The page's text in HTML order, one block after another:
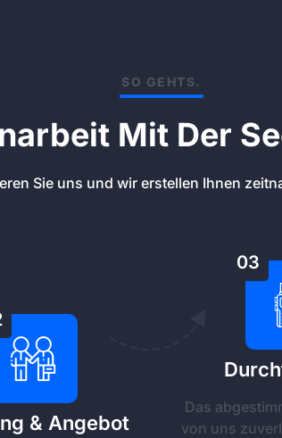
SO GEHTS.
Mit Der
Sie uns und wir erstellen Ihnen
& Angebot
03
Das
von uns